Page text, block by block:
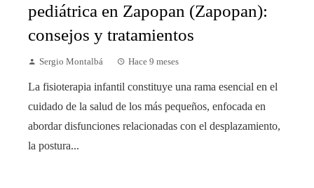
pediátrica en Zapopan (Zapopan):
consejos y tratamientos
Sergio Montalbá Hace 9 meses
La fisioterapia infantil constituye una rama esencial en el
cuidado de la salud de los más pequeños, enfocada en
abordar disfunciones relacionadas con el desplazamiento,
la postura...